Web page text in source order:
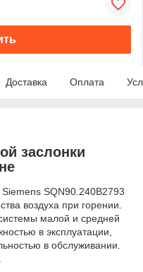
Доставка Оплата
заслонки
SQN90.240B2793
воздуха при горении.
малой и средней
в эксплуатации,
в обслуживании.